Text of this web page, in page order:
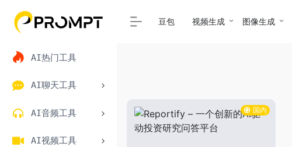
AI热门工具
AI聊天工具
AI音频工具
AI视频工具
豆包 视频生成 图像生成
国内